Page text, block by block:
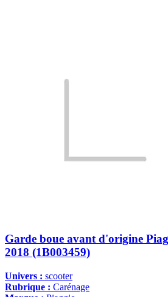
Garde boue avant d'origine
2018 (1B003459)
Univers : scooter
Rubrique : Carénage